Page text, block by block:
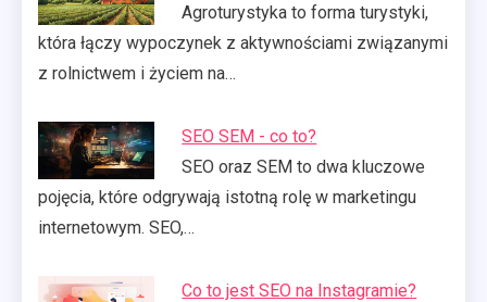
Agroturystyka to forma turystyki,
która łączy wypoczynek z aktywnościami związanymi
z rolnictwem i życiem na…
SEO SEM - co to?
SEO oraz SEM to dwa kluczowe
pojęcia, które odgrywają istotną rolę w marketingu
internetowym. SEO,…
Co to jest SEO na Instagramie?